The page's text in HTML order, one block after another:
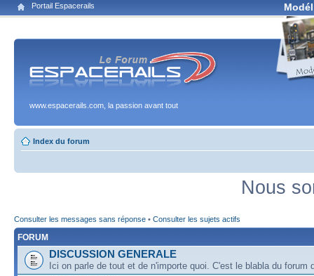
Portail Espacerails
www.espacerails.com, la passion avant tout
Index du forum
Nous
Consulter les messages sans réponse • Consulter les sujets actifs
FORUM
DISCUSSION GENERALE
Ici on parle de tout et de n'importe quoi. C'est le blabla du forum